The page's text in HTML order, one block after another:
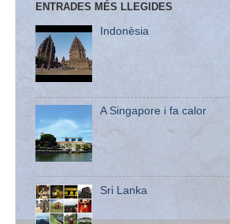
ENTRADES MÉS LLEGIDES
Indonèsia
A Singapore i fa calor
Sri Lanka